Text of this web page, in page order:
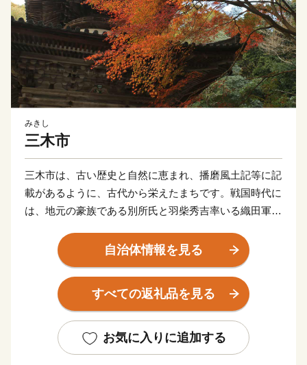
みきし
三木市
三木市は、古い歴史と自然に恵まれ、播磨風土記等に記
載があるように、古代から栄えたまちです。戦国時代に
は、地元の豪族である別所氏と羽柴秀吉率いる織田軍に
が、秀吉の復興政策により今日の金物産業の発展の基礎
が作られました。
神戸市の北西隣にあり、中国道・山陽道の3つのICがあ
る交通の要衝です。
★ABCテレビのニュース情報番組「キャスト」で「吉
川運輸(有) 」の“よかわ錦うなぎ” が紹介されました！
自治体情報を見る
すべての返礼品を見る
お気に入りに追加する